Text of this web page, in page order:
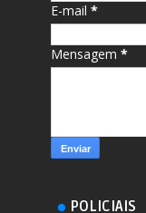
E-mail*
Mensagem*
POLICIAIS